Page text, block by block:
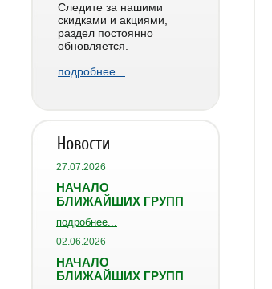
Следите за нашими
скидками и акциями,
раздел постоянно
обновляется.
подробнее...
Новости
27.07.2026
НАЧАЛО
БЛИЖАЙШИХ ГРУПП
подробнее...
02.06.2026
НАЧАЛО
БЛИЖАЙШИХ ГРУПП